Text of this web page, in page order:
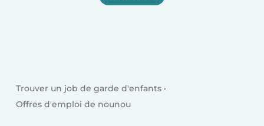
Trouver un job de garde d'enfants
Offres d'emploi de nounou